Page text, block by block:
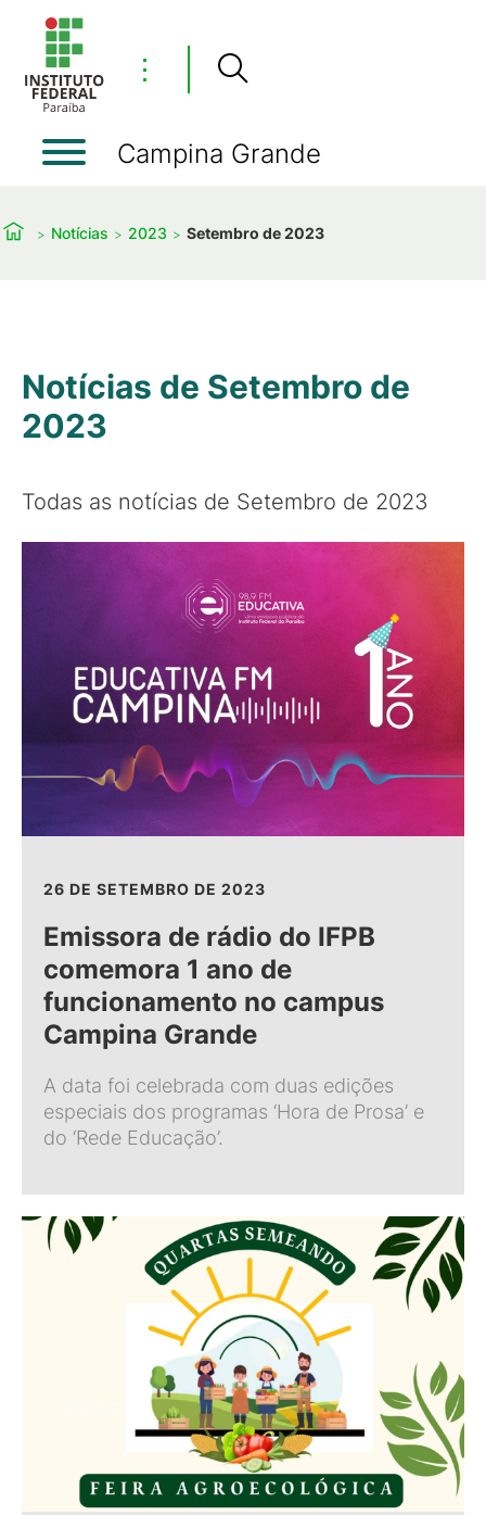
⋮
Campina Grande
Notícias 2023 Setembro de 2023
Notícias de Setembro de
2023
Todas as notícias de Setembro de 2023
26 DE SETEMBRO DE 2023
Emissora de rádio do IFPB
comemora 1 ano de
funcionamento no campus
Campina Grande
A data foi celebrada com duas edições
especiais dos programas ‘Hora de Prosa’ e
do ‘Rede Educação’.